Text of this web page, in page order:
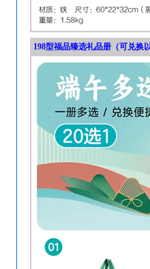
198型福品臻选礼品册（可兑换